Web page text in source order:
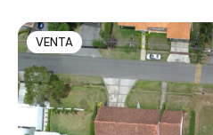
VENTA